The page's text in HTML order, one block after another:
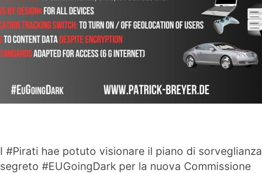
I #Pirati hae potuto visionare il piano di sorveglianza
segreto #EUGoingDark per la nuova Commissione